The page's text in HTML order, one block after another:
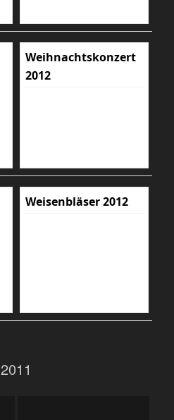
Weihnachtskonzert
2012
Weisenbläser 2012
2011